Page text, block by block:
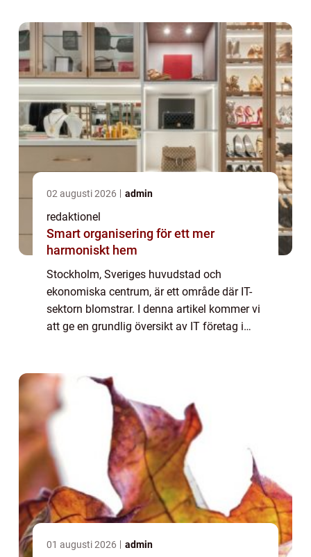
kvanti...
02 augusti 2026 admin
redaktionel
Smart organisering för ett mer
harmoniskt hem
Stockholm, Sveriges huvudstad och
ekonomiska centrum, är ett område där IT-
sektorn blomstrar. I denna artikel kommer vi
att ge en grundlig översikt av IT företag i
kvanti...
01 augusti 2026 admin